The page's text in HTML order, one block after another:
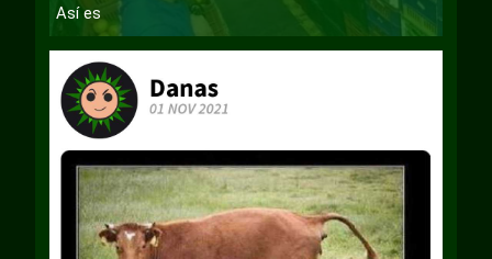
Así es